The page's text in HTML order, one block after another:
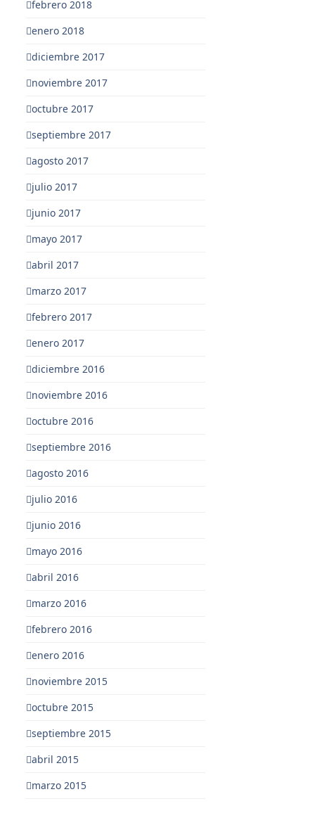
febrero 2018
enero 2018
diciembre 2017
noviembre 2017
octubre 2017
septiembre 2017
agosto 2017
julio 2017
junio 2017
mayo 2017
abril 2017
marzo 2017
febrero 2017
enero 2017
diciembre 2016
noviembre 2016
octubre 2016
septiembre 2016
agosto 2016
julio 2016
junio 2016
mayo 2016
abril 2016
marzo 2016
febrero 2016
enero 2016
noviembre 2015
octubre 2015
septiembre 2015
abril 2015
marzo 2015